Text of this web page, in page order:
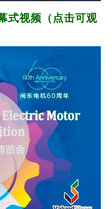
式视频（点击可观